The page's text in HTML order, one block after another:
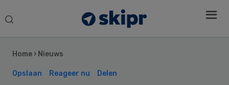
Search
Home › Nieuws
Opslaan Reageer nu Delen
Sidebar